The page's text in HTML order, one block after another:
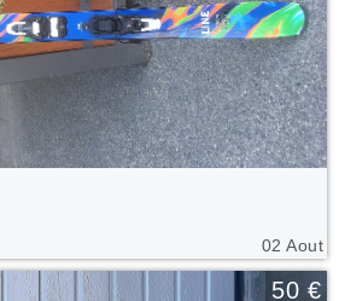
02 Aout
50 €